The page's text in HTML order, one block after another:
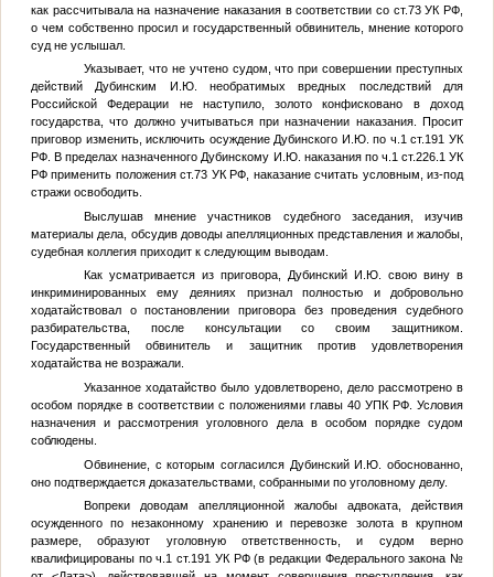
как рассчитывала на назначение наказания в соответствии со ст.73 УК РФ,
о чем собственно просил и государственный обвинитель, мнение которого
суд не услышал.
Указывает, что не учтено судом, что при совершении преступных
действий Дубинским И.Ю. необратимых вредных последствий для
Российской Федерации не наступило, золото конфисковано в доход
государства, что должно учитываться при назначении наказания. Просит
приговор изменить, исключить осуждение Дубинского И.Ю. по ч.1 ст.191 УК
РФ. В пределах назначенного Дубинскому И.Ю. наказания по ч.1 ст.226.1 УК
РФ применить положения ст.73 УК РФ, наказание считать условным, из-под
стражи освободить.
Выслушав мнение участников судебного заседания, изучив
материалы дела, обсудив доводы апелляционных представления и жалобы,
судебная коллегия приходит к следующим выводам.
Как усматривается из приговора, Дубинский И.Ю. свою вину в
инкриминированных ему деяниях признал полностью и добровольно
ходатайствовал о постановлении приговора без проведения судебного
разбирательства, после консультации со своим защитником.
Государственный обвинитель и защитник против удовлетворения
ходатайства не возражали.
Указанное ходатайство было удовлетворено, дело рассмотрено в
особом порядке в соответствии с положениями главы 40 УПК РФ. Условия
назначения и рассмотрения уголовного дела в особом порядке судом
соблюдены.
Обвинение, с которым согласился Дубинский И.Ю. обоснованно,
оно подтверждается доказательствами, собранными по уголовному делу.
Вопреки доводам апелляционной жалобы адвоката, действия
осужденного по незаконному хранению и перевозке золота в крупном
размере, образуют уголовную ответственность, и судом верно
квалифицированы по ч.1 ст.191 УК РФ (в редакции Федерального закона №